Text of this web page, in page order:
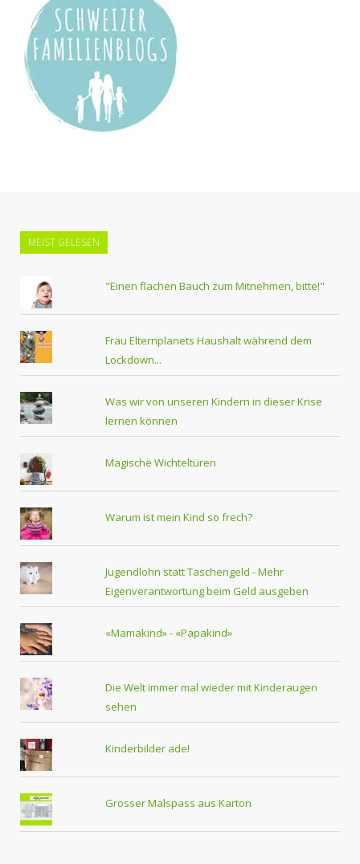
MEIST GELESEN
"Einen flachen Bauch zum Mitnehmen, bitte!"
Frau Elternplanets Haushalt während dem
Lockdown...
Was wir von unseren Kindern in dieser Krise
lernen können
Magische Wichteltüren
Warum ist mein Kind so frech?
Jugendlohn statt Taschengeld - Mehr
Eigenverantwortung beim Geld ausgeben
«Mamakind» - «Papakind»
Die Welt immer mal wieder mit Kinderaugen
sehen
Kinderbilder ade!
Grosser Malspass aus Karton